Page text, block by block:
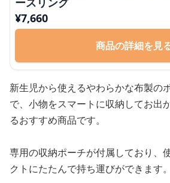
¥7,660
商品の詳細を見
新生児から使えるやわらかな布製の
で、小物をスマートに収納してお出
るおすすめ商品です。
専用の収納ポーチが付属しており、
クトにたたんで持ち運びができます。